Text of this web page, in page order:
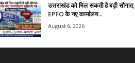
उत्तराखंड को मिल सकती है बड़ी सौगात,
EPFO के नए कार्यालय...
August 6, 2026